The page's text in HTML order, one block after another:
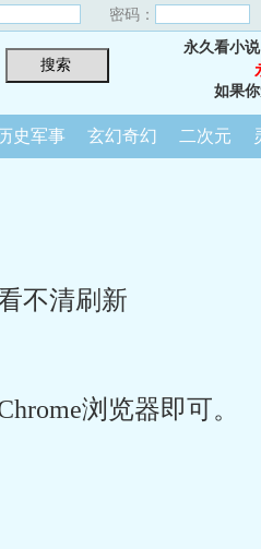
密码：
永久看小
如果
史军事 玄幻奇幻 二次元
不清刷新
浏览器即可。